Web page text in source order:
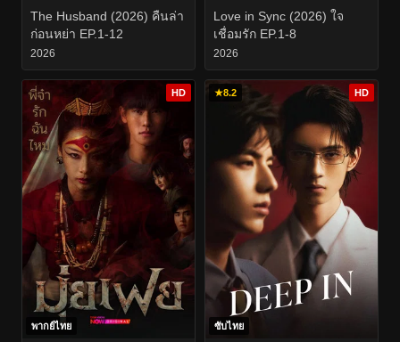
The Husband (2026) คืนล่า
ก่อนหย่า EP.1-12
2026
Love in Sync (2026) ใจ
เชื่อมรัก EP.1-8
2026
HD
พากย์ไทย
★8.2 HD
ซับไทย